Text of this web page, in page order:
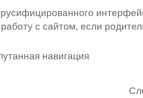
русифицированного
работу с сайтом, если
навигация